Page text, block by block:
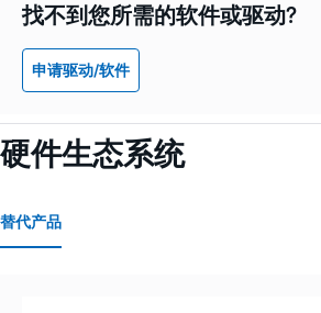
找不到您所需的软件或驱动?
申请驱动/软件
硬件生态系统
替代产品